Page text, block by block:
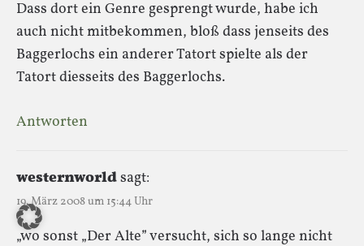
Dass dort ein Genre gesprengt wurde, habe ich
auch nicht mitbekommen, bloß dass jenseits des
Baggerlochs ein anderer Tatort spielte als der
Tatort diesseits des Baggerlochs.
Antworten
westernworldsagt:
19. März 2008 um 15:44 Uhr
„wo sonst „Der Alte” versucht, sich so lange nicht